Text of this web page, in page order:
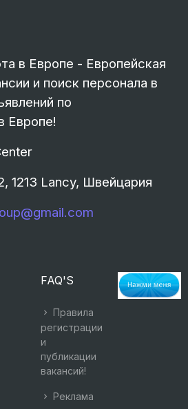
в Европе - Европейская
и поиск персонала в
по
Европе!
1213 Lancy, Швейцария
FAQ'S
Правила
регистрации
и
публикации
вакансий!
Реклама